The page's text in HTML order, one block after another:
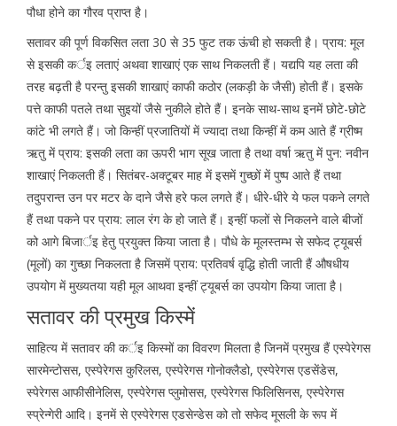
पौधा होने का गौरव प्राप्त है।
सतावर की पूर्ण विकसित लता 30 से 35 फुट तक ऊंची हो सकती है। प्राय: मूल
से इसकी कर्इ लताएं अथवा शाखाएं एक साथ निकलती हैं। यद्यपि यह लता की
तरह बढ़ती है परन्तु इसकी शाखाएं काफी कठोर (लकड़ी के जैसी) होती हैं। इसके
पत्ते काफी पतले तथा सुइयों जैसे नुकीले होते हैं। इनके साथ-साथ इनमें छोटे-छोटे
कांटे भी लगते हैं। जो किन्हीं प्रजातियों में ज्यादा तथा किन्हीं में कम आते हैं ग्रीष्म
ऋतु में प्राय: इसकी लता का ऊपरी भाग सूख जाता है तथा वर्षा ऋतु में पुन: नवीन
शाखाएं निकलती हैं। सितंबर-अक्टूबर माह में इसमें गुच्छों में पुष्प आते हैं तथा
तदुपरान्त उन पर मटर के दाने जैसे हरे फल लगते हैं। धीरे-धीरे ये फल पकने लगते
हैं तथा पकने पर प्राय: लाल रंग के हो जाते हैं। इन्हीं फलों से निकलने वाले बीजों
को आगे बिजार्इ हेतु प्रयुक्त किया जाता है। पौधे के मूलस्तम्भ से सफेद ट्यूबर्स
(मूलों) का गुच्छा निकलता है जिसमें प्राय: प्रतिवर्ष वृद्धि होती जाती हैं औषधीय
उपयोग में मुख्यतया यही मूल आथवा इन्हीं ट्यूबर्स का उपयोग किया जाता है।
सतावर की प्रमुख किस्में
साहित्य में सतावर की कर्इ किस्मों का विवरण मिलता है जिनमें प्रमुख हैं एस्पेरेगस
सारमेन्टोसस, एस्पेरेगस कुरिलस, एस्पेरेगस गोनोक्लैडो, एस्पेरेगस एडसेंडेस,
स्पेरेगस आफीसीनेलिस, एस्पेरेगस प्लुमोसस, एस्पेरेगस फिलिसिनस, एस्पेरेगस
स्प्रेन्गेरी आदि। इनमें से एस्पेरेगस एडसेन्डेस को तो सफेद मूसली के रूप में